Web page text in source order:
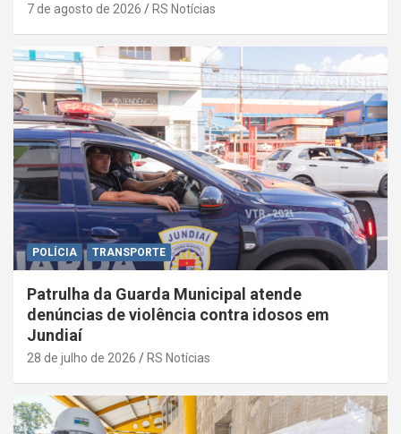
7 de agosto de 2026 RS Notícias
POLÍCIA TRANSPORTE
Patrulha da Guarda Municipal atende
denúncias de violência contra idosos em
Jundiaí
28 de julho de 2026 RS Notícias